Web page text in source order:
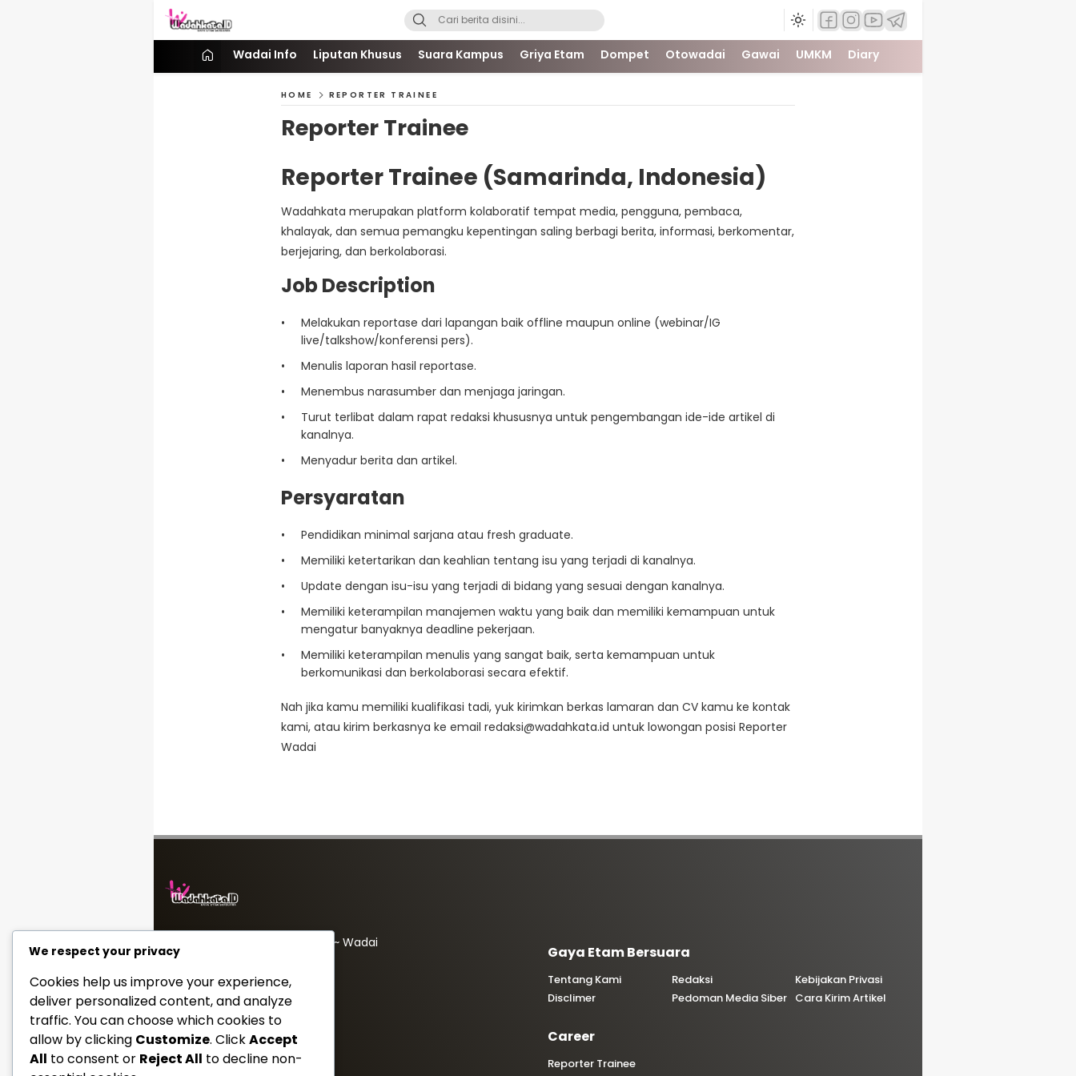
Gaya Etam Bersuara
Wadai Info Liputan Khusus Suara Kampus Griya Etam Dompet Otowadai Gawai UMKM Diary
HOME REPORTER TRAINEE
Reporter Trainee
Reporter Trainee (Samarinda, Indonesia)
Wadahkata merupakan platform kolaboratif tempat media, pengguna, pembaca,
khalayak, dan semua pemangku kepentingan saling berbagi berita, informasi, berkomentar,
berjejaring, dan berkolaborasi.
Job Description
Melakukan reportase dari lapangan baik offline maupun online (webinar/IG
live/talkshow/konferensi pers).
Menulis laporan hasil reportase.
Menembus narasumber dan menjaga jaringan.
Turut terlibat dalam rapat redaksi khususnya untuk pengembangan ide-ide artikel di
kanalnya.
Menyadur berita dan artikel.
Persyaratan
Pendidikan minimal sarjana atau fresh graduate.
Memiliki ketertarikan dan keahlian tentang isu yang terjadi di kanalnya.
Update dengan isu-isu yang terjadi di bidang yang sesuai dengan kanalnya.
Memiliki keterampilan manajemen waktu yang baik dan memiliki kemampuan untuk
mengatur banyaknya deadline pekerjaan.
Memiliki keterampilan menulis yang sangat baik, serta kemampuan untuk
berkomunikasi dan berkolaborasi secara efektif.
Nah jika kamu memiliki kualifikasi tadi, yuk kirimkan berkas lamaran dan CV kamu ke kontak
kami, atau kirim berkasnya ke email redaksi@wadahkata.id untuk lowongan posisi Reporter
Wadai
PT Wadah Inspirasi Muda ~ Wadai
081347070434
Yuk Follow Kami
Gaya Etam Bersuara
Tentang Kami Redaksi
Kebijakan Privasi
Disclimer
Pedoman Media Siber Cara Kirim Artikel
Career
Reporter Trainee
We respect your privacy
Cookies help us improve your experience,
deliver personalized content, and analyze
traffic. You can choose which cookies to
allow by clicking Customize. ClickAccept
All to consent or Reject All to decline non-